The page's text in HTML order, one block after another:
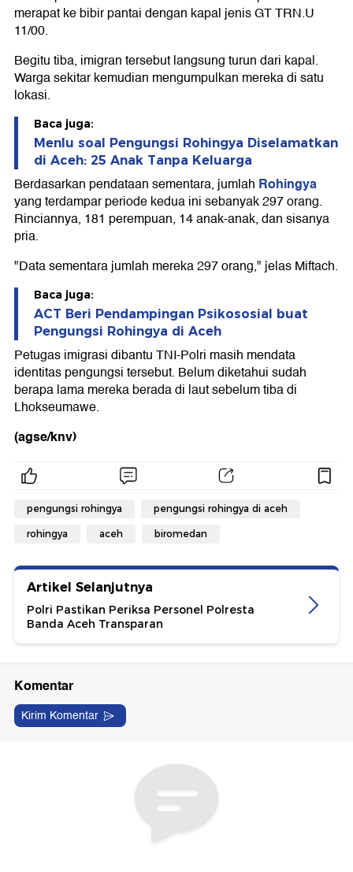
merapat ke bibir pantai dengan kapal jenis GT TRN.U
11/00.
Begitu tiba, imigran tersebut langsung turun dari kapal.
Warga sekitar kemudian mengumpulkan mereka di satu
lokasi.
Baca juga:
Menlu soal Pengungsi Rohingya Diselamatkan
di Aceh: 25 Anak Tanpa Keluarga
Berdasarkan pendataan sementara, jumlah Rohingya
yang terdampar periode kedua ini sebanyak 297 orang.
Rinciannya, 181 perempuan, 14 anak-anak, dan sisanya
pria.
"Data sementara jumlah mereka 297 orang," jelas Miftach.
Baca juga:
ACT Beri Pendampingan Psikososial buat
Pengungsi Rohingya di Aceh
Petugas imigrasi dibantu TNI-Polri masih mendata
identitas pengungsi tersebut. Belum diketahui sudah
berapa lama mereka berada di laut sebelum tiba di
Lhokseumawe.
(agse/knv)
pengungsi rohingya pengungsi rohingya di aceh
rohingya aceh biromedan
Artikel Selanjutnya
Polri Pastikan Periksa Personel Polresta
Banda Aceh Transparan